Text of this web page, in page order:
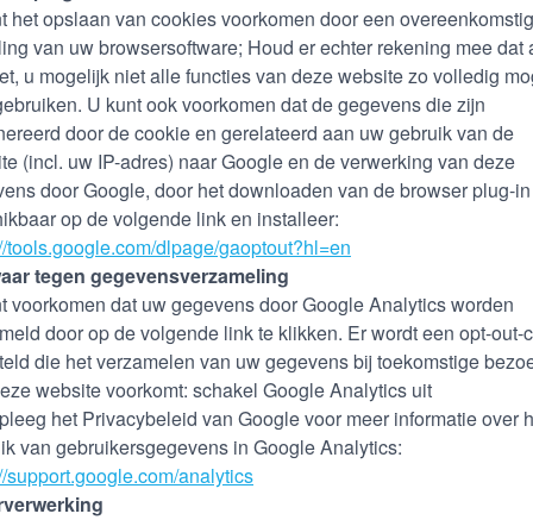
het opslaan van cookies voorkomen door een
van uw browsersoftware; Houd er echter rekening mee dat
u mogelijk niet alle functies van deze website zo volledig
U kunt ook voorkomen dat de gegevens die zijn
door de cookie en gerelateerd aan uw gebruik van de
(incl. uw IP-adres) naar Google en de verwerking van deze
door Google, door het downloaden van de browser plug-in
op de volgende link en installeer:
tools.google.com/dlpage/gaoptout?hl=en
tegen gegevensverzameling
voorkomen dat uw gegevens door Google Analytics worden
door op de volgende link te klikken. Er wordt een opt-out-
die het verzamelen van uw gegevens bij toekomstige
website voorkomt: schakel Google Analytics uit
het Privacybeleid van Google voor meer informatie over
van gebruikersgegevens in Google Analytics:
support.google.com/analytics